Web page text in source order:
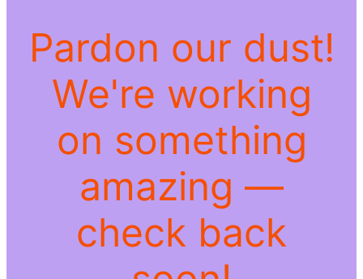
Pardon our dust!
We're working
on something
amazing —
check back